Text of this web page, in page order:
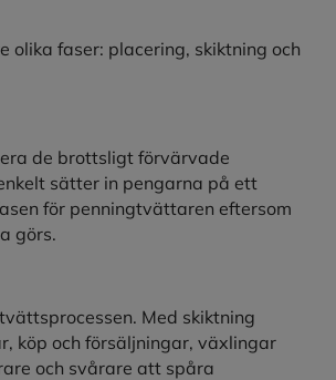
olika faser: placering, skiktning och
de brottsligt förvärvade
sätter in pengarna på ett
för penningtvättaren eftersom
görs.
Med skiktning
köp och försäljningar, växlingar
och svårare att spåra